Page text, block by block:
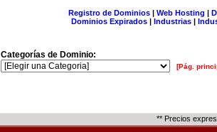
Registro de Dominios| Web Hosting |
Dominios Expirados | Industrias |
Categorías de Dominio:
[Pág.
** Precios